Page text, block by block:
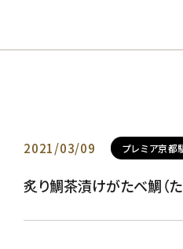
2021/03/09 プレミア京都
炙り鯛茶漬けがたべ鯛（